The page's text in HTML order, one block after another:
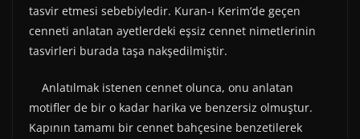
tasvir etmesi sebebiyledir. Kuran-ı Kerim’de geçen
cenneti anlatan ayetlerdeki eşsiz cennet nimetlerinin
tasvirleri burada taşa nakşedilmiştir.
Anlatılmak istenen cennet olunca, onu anlatan
motifler de bir o kadar harika ve benzersiz olmuştur.
Kapının tamamı bir cennet bahçesine benzetilerek